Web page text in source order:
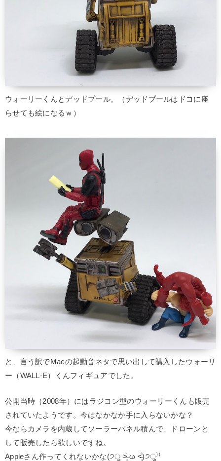
ウォーリーくんとデッドプール。（デッドプールはドコに座
らせても絵になるｗ）
と、言う訳でMacの起動音ネタで思い出して購入したウォーリ
ー（WALL-E）くんフィギュアでした。
公開当時（2008年）にはラジコン型のウォーリーくんも販売
されていたようです。今はなかなか手に入らないかな？
今ならカメラを内蔵してソーラーパネル積んで、ドローンと
して販売したら欲しいですね。
Appleさん作ってくれないかな(੭ु ˃̶͈̀ ω ˂̶͈́)੭ु⁾⁾